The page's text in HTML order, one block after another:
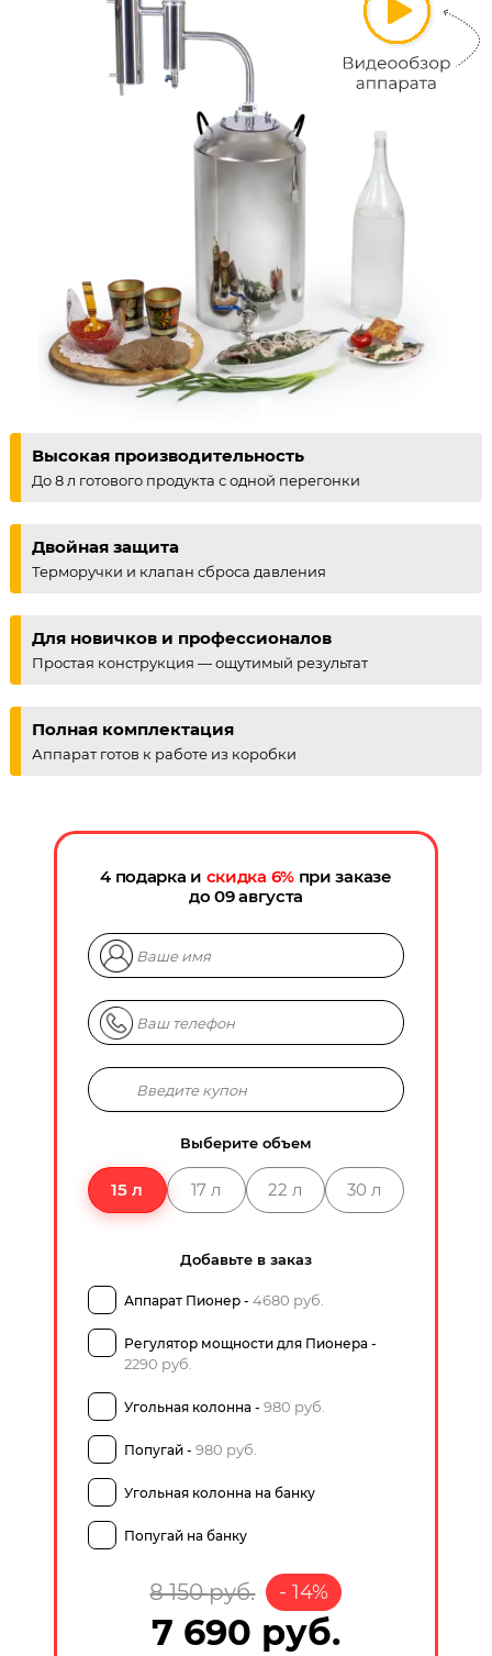
Высокая производительность
До 8 л готового продукта с одной перегонки
Двойная защита
Терморучки и клапан сброса давления
Для новичков и профессионалов
Простая конструкция — ощутимый результат
Полная комплектация
Аппарат готов к работе из коробки
4 подарка и скидка 6%при заказе
Выберите объем
15 л 17 л 22 л 30 л
Добавьте в заказ
Аппарат Пионер - 4680 руб.
Регулятор мощности для Пионера -
2290 руб.
Угольная колонна - 980 руб.
Попугай - 980 руб.
Угольная колонна на банку
Попугай на банку
8 150руб. -14%
7 690 руб.